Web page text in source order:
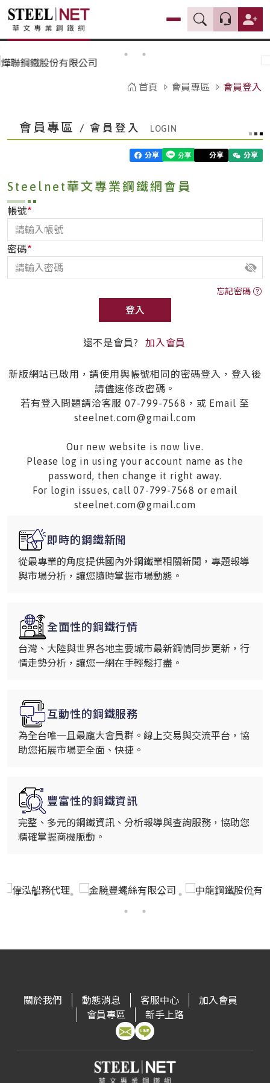
首頁 會員專區 會員登入
會員專區 / 會員登入
分享 分享 分享
Steelnet華文專業鋼鐵網會員
帳號*
密碼*
忘記密碼
登入
還不是會員? 加入會員
新版網站已啟用，請使用與帳號相同的密碼登入，登入後
請儘速修改密碼。
若有登入問題請洽客服 07-799-7568，或 Email 至
steelnet.com@gmail.com
Our new website is now live.
Please log in using your account name as the
password, then change it right away.
For login issues, call 07-799-7568 or email
steelnet.com@gmail.com
即時的鋼鐵新聞
從最專業的角度提供國內外鋼鐵業相關新聞，專題報導
與市場分析，讓您隨時掌握市場動態。
全面性的鋼鐵行情
台灣、大陸與世界各地主要城市最新鋼情同步更新，行
情走勢分析，讓您一網在手輕鬆打盡。
互動性的鋼鐵服務
為全台唯一且最龐大會員群。線上交易與交流平台，協
助您拓展市場更全面、快捷。
豐富性的鋼鐵資訊
完整、多元的鋼鐵資訊、分析報導與查詢服務，協助您
精確掌握商機脈動。
關於我們 動態消息 客服中心
加入會員
會員專區
新手上路